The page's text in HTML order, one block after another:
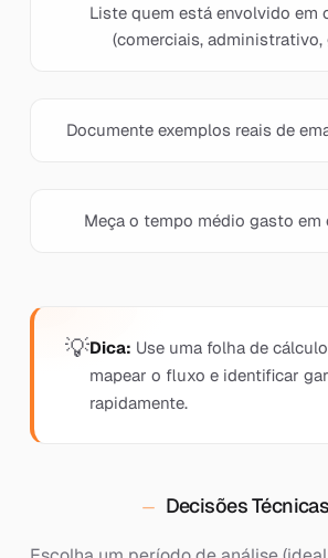
Liste quem está envolvido em
(comerciais, administrativo,
Documente exemplos reais de
Meça o tempo médio gasto em
Dica: Use uma folha de
mapear o fluxo e identificar
rapidamente.
Decisões Técnicas